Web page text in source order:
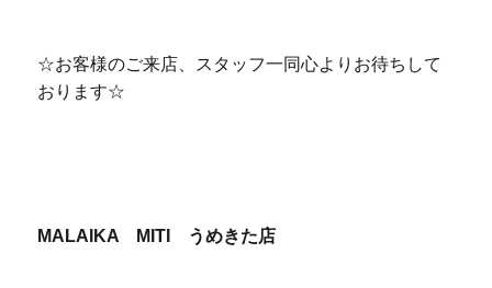
☆お客様のご来店、スタッフ一同心よりお待ちして
おります☆
MALAIKA MITI うめきた店